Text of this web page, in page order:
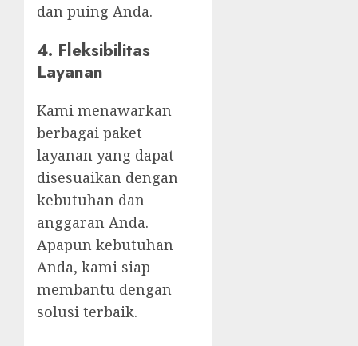
dan puing Anda.
4. Fleksibilitas
Layanan
Kami menawarkan
berbagai paket
layanan yang dapat
disesuaikan dengan
kebutuhan dan
anggaran Anda.
Apapun kebutuhan
Anda, kami siap
membantu dengan
solusi terbaik.